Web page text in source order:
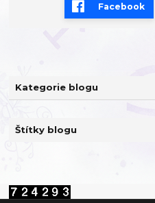
Kategorie blogu
Štítky blogu
Facebook